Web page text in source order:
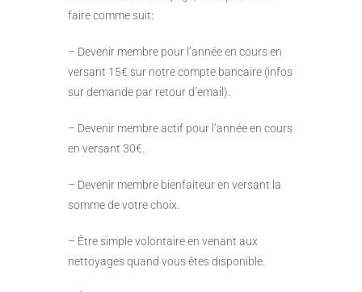
faire comme suit:
– Devenir membre pour l’année en cours en
versant 15€ sur notre compte bancaire (infos
sur demande par retour d’email).
– Devenir membre actif pour l’année en cours
en versant 30€.
– Devenir membre bienfaiteur en versant la
somme de votre choix.
– Être simple volontaire en venant aux
nettoyages quand vous êtes disponible.